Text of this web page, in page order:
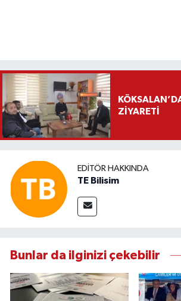
ZİYARETİ
EDITÖR HAKKINDA
TE Bilisim
Bunlar da ilginizi çekebilir